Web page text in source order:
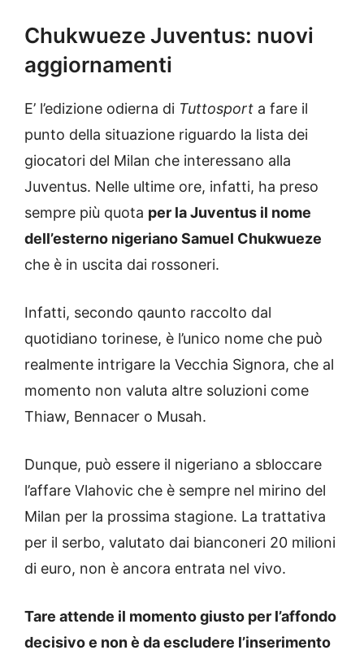
Chukwueze Juventus: nuovi
aggiornamenti
E’ l’edizione odierna di Tuttosport a fare il
punto della situazione riguardo la lista dei
giocatori del Milan che interessano alla
Juventus. Nelle ultime ore, infatti, ha preso
sempre più quota per la Juventus il nome
dell’esterno nigeriano Samuel Chukwueze
che è in uscita dai rossoneri.
Infatti, secondo qaunto raccolto dal
quotidiano torinese, è l’unico nome che può
realmente intrigare la Vecchia Signora, che al
momento non valuta altre soluzioni come
Thiaw, Bennacer o Musah.
Dunque, può essere il nigeriano a sbloccare
l’affare Vlahovic che è sempre nel mirino del
Milan per la prossima stagione. La trattativa
per il serbo, valutato dai bianconeri 20 milioni
di euro, non è ancora entrata nel vivo.
Tare attende il momento giusto per l’affondo
decisivo e non è da escludere l’inserimento